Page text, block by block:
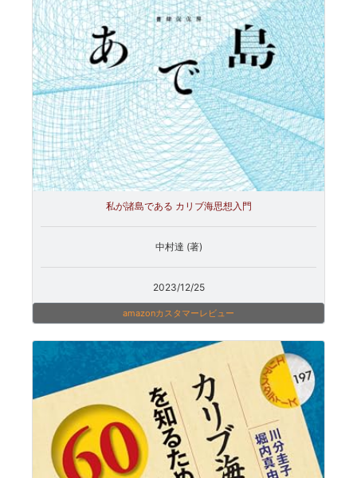
私が諸島である カリブ海思想入門
中村達 (著)
2023/12/25
amazonカスタマーレビュー